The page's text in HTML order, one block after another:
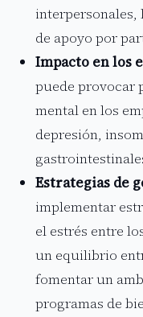
de apoyo por
Impacto en los
puede provocar
mental en los
depresión,
Estrategias de
implementar
el estrés entre
un equilibrio
fomentar un
programas de